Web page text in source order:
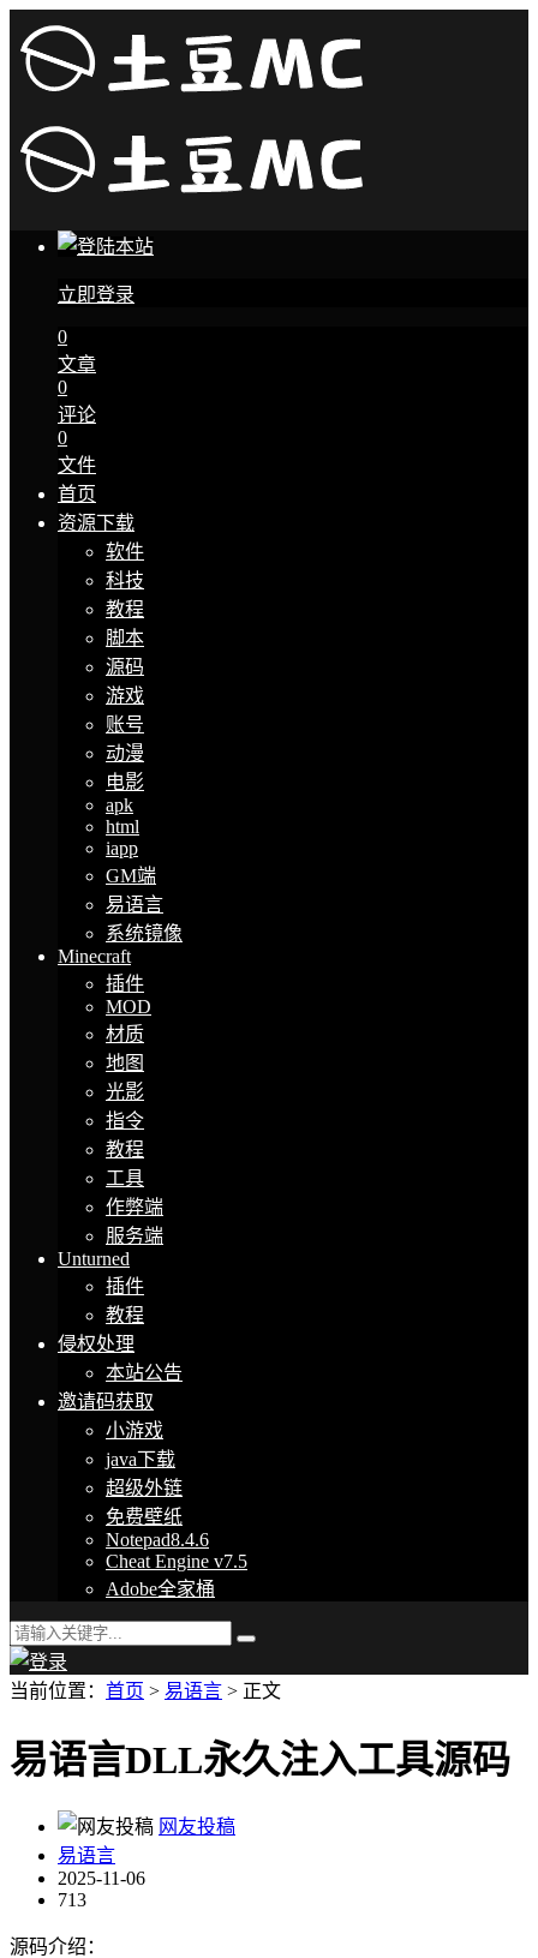
立即登录
0
文章
0
评论
0
文件
首页
资源下载
软件
科技
教程
脚本
源码
游戏
账号
动漫
电影
apk
html
iapp
GM端
易语言
系统镜像
Minecraft
插件
MOD
材质
地图
光影
指令
教程
工具
作弊端
服务端
Unturned
插件
教程
侵权处理
本站公告
邀请码获取
小游戏
java下载
超级外链
免费壁纸
Notepad8.4.6
Cheat Engine v7.5
Adobe全家桶
当前位置： 首页 > 易语言 > 正文
易语言DLL永久注入工具源码
网友投稿
易语言
2025-11-06
713
源码介绍：